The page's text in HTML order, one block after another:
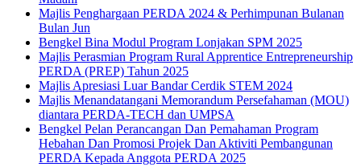
Majlis Penghargaan PERDA 2024 & Perhimpunan Bulanan
Bulan Jun
Bengkel Bina Modul Program Lonjakan SPM 2025
Majlis Perasmian Program Rural Apprentice Entrepreneurship
PERDA (PREP) Tahun 2025
Majlis Apresiasi Luar Bandar Cerdik STEM 2024
Majlis Menandatangani Memorandum Persefahaman (MOU)
diantara PERDA-TECH dan UMPSA
Bengkel Pelan Perancangan Dan Pemahaman Program
Hebahan Dan Promosi Projek Dan Aktiviti Pembangunan
PERDA Kepada Anggota PERDA 2025